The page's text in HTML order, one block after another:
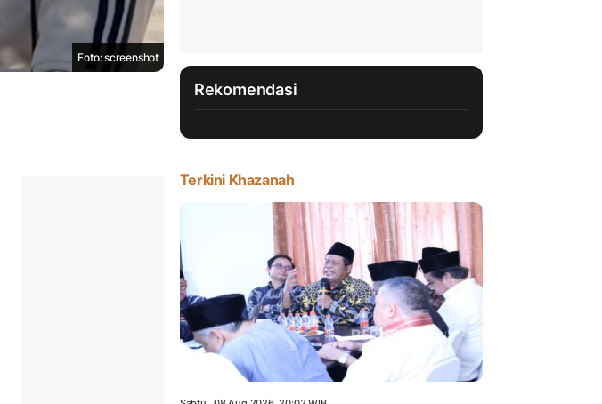
Foto: screenshot
Rekomendasi
Terkini Khazanah